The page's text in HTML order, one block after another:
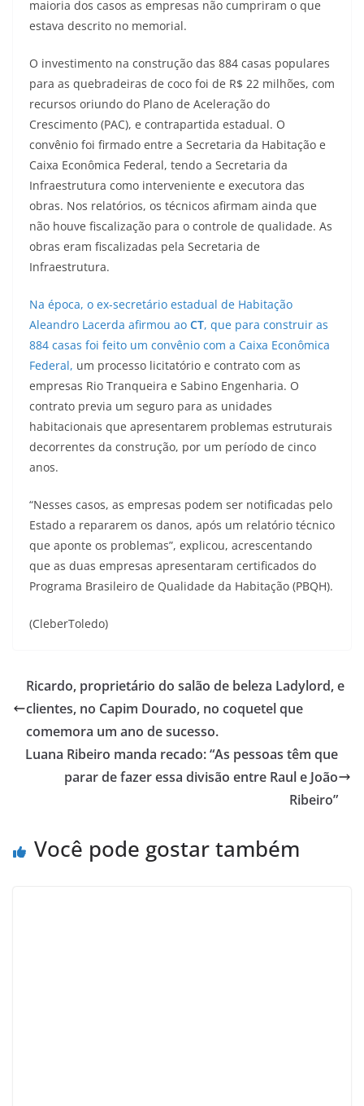
maioria dos casos as empresas não cumpriram o que
estava descrito no memorial.
O investimento na construção das 884 casas populares
para as quebradeiras de coco foi de R$ 22 milhões, com
recursos oriundo do Plano de Aceleração do
Crescimento (PAC), e contrapartida estadual. O
convênio foi firmado entre a Secretaria da Habitação e
Caixa Econômica Federal, tendo a Secretaria da
Infraestrutura como interveniente e executora das
obras. Nos relatórios, os técnicos afirmam ainda que
não houve fiscalização para o controle de qualidade. As
obras eram fiscalizadas pela Secretaria de
Infraestrutura.
Na época, o ex-secretário estadual de Habitação
Aleandro Lacerda afirmou ao CT, que para construir as
884 casas foi feito um convênio com a Caixa Econômica
Federal, um processo licitatório e contrato com as
empresas Rio Tranqueira e Sabino Engenharia. O
contrato previa um seguro para as unidades
habitacionais que apresentarem problemas estruturais
decorrentes da construção, por um período de cinco
anos.
“Nesses casos, as empresas podem ser notificadas pelo
Estado a repararem os danos, após um relatório técnico
que aponte os problemas”, explicou, acrescentando
que as duas empresas apresentaram certificados do
Programa Brasileiro de Qualidade da Habitação (PBQH).
(CleberToledo)
Ricardo, proprietário do salão de beleza Ladylord, e
clientes, no Capim Dourado, no coquetel que
comemora um ano de sucesso.
Luana Ribeiro manda recado: “As pessoas têm que
parar de fazer essa divisão entre Raul e João
Ribeiro”
Você pode gostar também